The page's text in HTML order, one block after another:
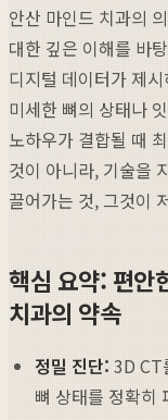
안산 마인드 치과의
대한 깊은 이해를 바
디지털 데이터가 제
미세한 뼈의 상태나
노하우가 결합될 때
것이 아니라, 기술을
끌어가는 것, 그것이
핵심 요약: 편안
치과의 약속
정밀 진단: 3D CT
뼈 상태를 정확히